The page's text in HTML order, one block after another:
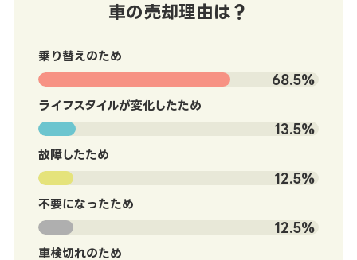
車の売却理由は？
乗り替えのため
68.5%
ライフスタイルが変化したため
13.5%
故障したため
12.5%
不要になったため
12.5%
車検切れのため